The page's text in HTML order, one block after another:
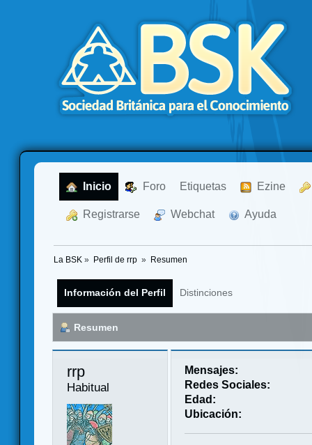
Inicio Foro Etiquetas Ezine
Registrarse Webchat Ayuda
La BSK » Perfil de rrp » Resumen
Información del Perfil Distinciones
Resumen
rrp
Habitual
Mensajes:
Redes Sociales:
Edad:
Ubicación: